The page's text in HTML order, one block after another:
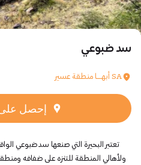
سد ضبوعي
SA أبهــــا منطقة عسير
إحصل على
تعتبر البحيرة التي صنعها سد ضبوعي
ولأهالي المنطقة للتنزه على ضفافه